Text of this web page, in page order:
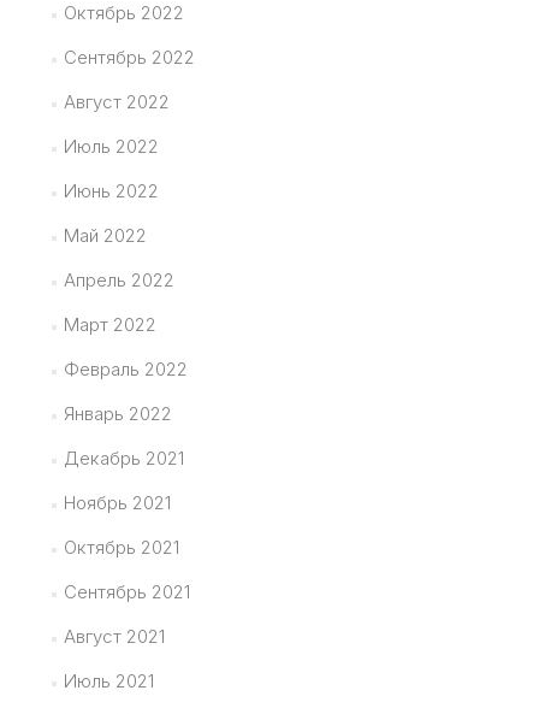
Октябрь 2022
Сентябрь 2022
Август 2022
Июль 2022
Июнь 2022
Май 2022
Апрель 2022
Март 2022
Февраль 2022
Январь 2022
Декабрь 2021
Ноябрь 2021
Октябрь 2021
Сентябрь 2021
Август 2021
Июль 2021